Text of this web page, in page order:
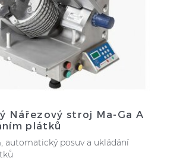
Nářezový stroj Ma-Ga A
plátků
automatický posuv a ukládání